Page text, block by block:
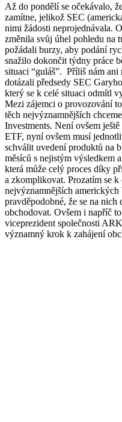
Až do pondělí se očekávalo,
zamítne, jelikož SEC
nimi žádosti neprojednávala.
změnila svůj úhel pohledu na
požádali burzy, aby podání
snažilo dokončit týdny práce
situaci “guláš”. Příliš nám
dotázali předsedy SEC
který se k celé situaci odmítl
Mezi zájemci o provozování
těch nejvýznamnějších
Investments. Není ovšem
ETF, nyní ovšem musí
schválit uvedení produktů na
měsíců s nejistým výsledkem
která může celý proces díky
a zkomplikovat. Prozatím se
nejvýznamnějších
pravděpodobné, že se na
obchodovat. Ovšem i napříč
viceprezident společnosti
významný krok k zahájení